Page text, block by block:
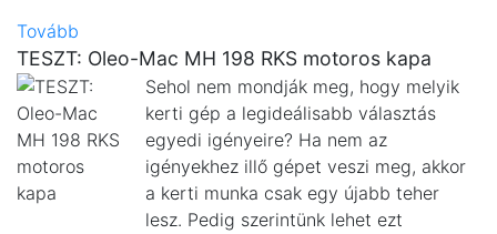
Tovább
TESZT: Oleo-Mac MH 198 RKS motoros kapa
Sehol nem mondják meg, hogy melyik
kerti gép a legideálisabb választás
egyedi igényeire? Ha nem az
igényekhez illő gépet veszi meg, akkor
a kerti munka csak egy újabb teher
lesz. Pedig szerintünk lehet ezt